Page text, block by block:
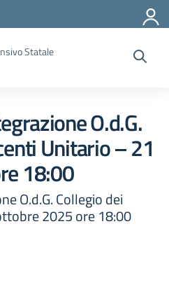
Statale
O.d.G.
Unitario – 21
18:00
O.d.G. Collegio dei
2025 ore 18:00